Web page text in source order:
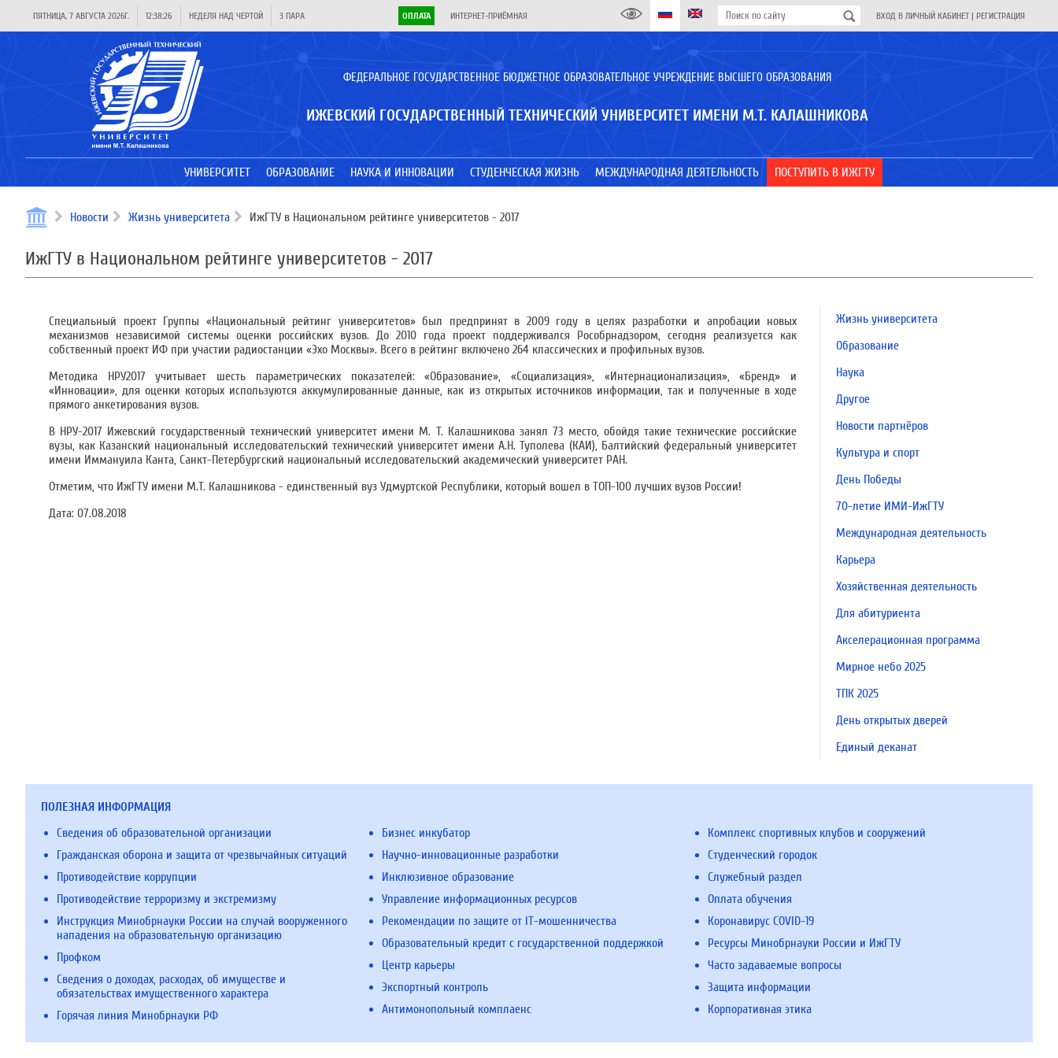
ПЯТНИЦА, 7 АВГУСТА 2026Г. 12:38:26 НЕДЕЛЯ НАД ЧЕРТОЙ 3 ПАРА ОПЛАТА ИНТЕРНЕТ-ПРИЁМНАЯ ВХОД В ЛИЧНЫЙ КАБИНЕТ | РЕГИСТРАЦИЯ
ФЕДЕРАЛЬНОЕ ГОСУДАРСТВЕННОЕ БЮДЖЕТНОЕ ОБРАЗОВАТЕЛЬНОЕ УЧРЕЖДЕНИЕ ВЫСШЕГО ОБРАЗОВАНИЯ
ИЖЕВСКИЙ ГОСУДАРСТВЕННЫЙ ТЕХНИЧЕСКИЙ УНИВЕРСИТЕТ ИМЕНИ М.Т. КАЛАШНИКОВА
УНИВЕРСИТЕТ ОБРАЗОВАНИЕ НАУКА И ИННОВАЦИИ СТУДЕНЧЕСКАЯ ЖИЗНЬ МЕЖДУНАРОДНАЯ ДЕЯТЕЛЬНОСТЬ ПОСТУПИТЬ В ИЖГТУ
Новости Жизнь университета ИжГТУ в Национальном рейтинге университетов - 2017
ИжГТУ в Национальном рейтинге университетов - 2017
Специальный проект Группы «Национальный рейтинг университетов» был предпринят в 2009 году в целях разработки и апробации новых
механизмов независимой системы оценки российских вузов. До 2010 года проект поддерживался Рособрнадзором, сегодня реализуется как
собственный проект ИФ при участии радиостанции «Эхо Москвы». Всего в рейтинг включено 264 классических и профильных вузов.
Методика НРУ2017 учитывает шесть параметрических показателей: «Образование», «Социализация», «Интернационализация», «Бренд» и
«Инновации», для оценки которых используются аккумулированные данные, как из открытых источников информации, так и полученные в ходе
прямого анкетирования вузов.
В НРУ-2017 Ижевский государственный технический университет имени М. Т. Калашникова занял 73 место, обойдя такие технические российские
вузы, как Казанский национальный исследовательский технический университет имени А.Н. Туполева (КАИ), Балтийский федеральный университет
имени Иммануила Канта, Санкт-Петербургский национальный исследовательский академический университет РАН.
Отметим, что ИжГТУ имени М.Т. Калашникова - единственный вуз Удмуртской Республики, который вошел в ТОП-100 лучших вузов России!
Дата: 07.08.2018
Жизнь университета
Образование
Наука
Другое
Новости партнёров
Культура и спорт
День Победы
70-летие ИМИ-ИжГТУ
Международная деятельность
Карьера
Хозяйственная деятельность
Для абитуриента
Акселерационная программа
Мирное небо 2025
ТПК 2025
День открытых дверей
Единый деканат
ПОЛЕЗНАЯ ИНФОРМАЦИЯ
Сведения об образовательной организации
Гражданская оборона и защита от чрезвычайных ситуаций
Противодействие коррупции
Противодействие терроризму и экстремизму
Инструкция Минобрнауки России на случай вооруженного
нападения на образовательную организацию
Профком
Сведения о доходах, расходах, об имуществе и
обязательствах имущественного характера
Горячая линия Минобрнауки РФ
Бизнес инкубатор
Научно-инновационные разработки
Инклюзивное образование
Управление информационных ресурсов
Рекомендации по защите от IT-мошенничества
Образовательный кредит с государственной поддержкой
Центр карьеры
Экспортный контроль
Антимонопольный комплаенс
Комплекс спортивных клубов и сооружений
Студенческий городок
Служебный раздел
Оплата обучения
Коронавирус COVID-19
Ресурсы Минобрнауки России и ИжГТУ
Часто задаваемые вопросы
Защита информации
Корпоративная этика